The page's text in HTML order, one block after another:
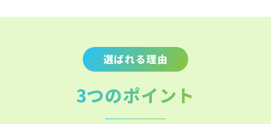
選ばれる理由
3つのポイント